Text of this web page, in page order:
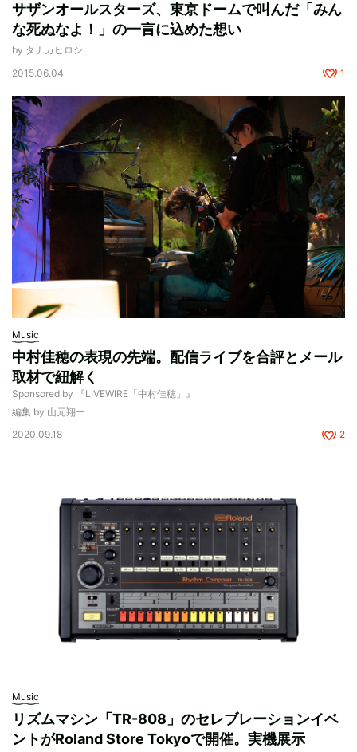
サザンオールスターズ、東京ドームで叫んだ「みん
な死ぬなよ！」の一言に込めた想い
by タナカヒロシ
2015.06.04
1
Music
中村佳穂の表現の先端。配信ライブを合評とメール
取材で紐解く
Sponsored by 『LIVEWIRE「中村佳穂」』
編集 by 山元翔一
2020.09.18
2
Music
リズムマシン「TR-808」のセレブレーションイベ
ントがRoland Store Tokyoで開催。実機展示